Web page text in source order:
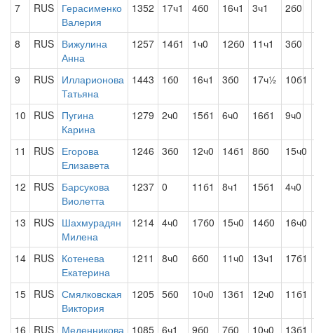
7 RUS Герасименко
Валерия
1352 17ч1 4б0 16ч1 3ч1 2б0
8 RUS Вижулина
Анна
1257 14б1 1ч0 12б0 11ч1 3б0
9 RUS Илларионова
Татьяна
1443 1б0 16ч1 3б0 17ч½ 10б1
10 RUS Пугина
Карина
1279 2ч0 15б1 6ч0 16б1 9ч0
11 RUS Егорова
Елизавета
1246 3б0 12ч0 14б1 8б0 15ч0
12 RUS Барсукова
Виолетта
1237 0 11б1 8ч1 15б1 4ч0
13 RUS Шахмурадян
Милена
1214 4ч0 17б0 15ч0 14б0 16ч0
14 RUS Котенева
Екатерина
1211 8ч0 6б0 11ч0 13ч1 17б1
15 RUS Смялковская
Виктория
1205 5б0 10ч0 13б1 12ч0 11б1
16 RUS Меденникова 1085 6ч1 9б0 7б0 10ч0 13б1